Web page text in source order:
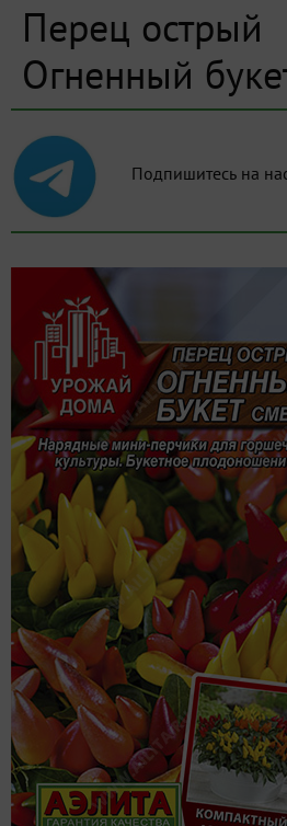
Перец острый
Огненный